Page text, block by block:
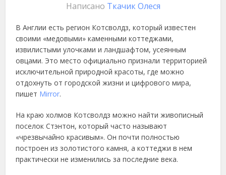
Написано Ткачик Олеся
В Англии есть регион Котсволдз, который известен
своими «медовыми» каменными коттеджами,
извилистыми улочками и ландшафтом, усеянным
овцами. Это место официально признали территорией
исключительной природной красоты, где можно
отдохнуть от городской жизни и цифрового мира,
пишет Mirror.
На краю холмов Котсволдз можно найти живописный
поселок Стэнтон, который часто называют
«чрезвычайно красивым». Он почти полностью
построен из золотистого камня, а коттеджи в нем
практически не изменились за последние века.